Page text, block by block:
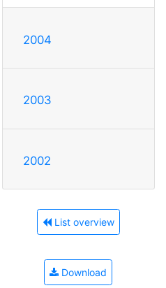
2004
2003
2002
List overview
Download